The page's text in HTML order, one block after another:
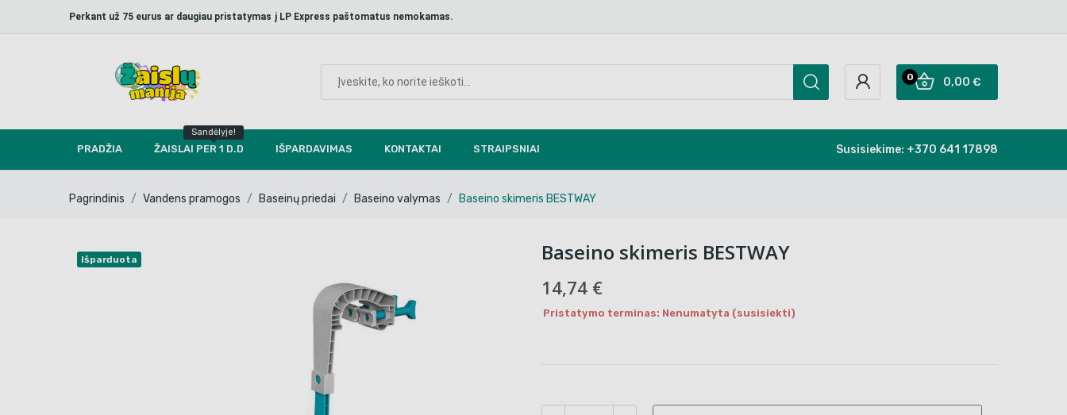
Perkant už 75 eurus ar daugiau pristatymas į LP Express paštomatus nemokamas.
0,00 €
0
PRADŽIA ŽAISLAI PER 1 D.D
Sandėlyje!
IŠPARDAVIMAS KONTAKTAI STRAIPSNIAI Susisiekime: +370 641 17898
Pagrindinis Vandens pramogos Baseinų priedai Baseino valymas Baseino skimeris BESTWAY
Išparduota Baseino skimeris BESTWAY
14,74 €
Pristatymo terminas: Nenumatyta (susisiekti)